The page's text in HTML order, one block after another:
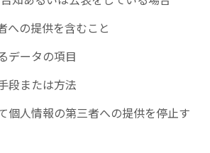
への提供を含むこと
データの項目
段または方法
個人情報の第三者への提供を停止す